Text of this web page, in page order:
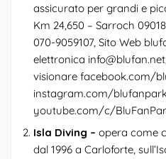
assicurato per grandi e
Km 24,650 – Sarroch
070-9059107, Sito Web
elettronica info@blufan.net
visionare facebook.com/
instagram.com/
youtube.com/c/
Isla Diving – opera come
dal 1996 a Carloforte,